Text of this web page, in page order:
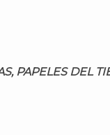
PAPELES DEL